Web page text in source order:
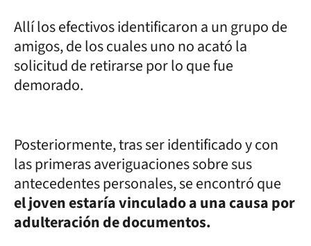
Allí los efectivos identificaron a un grupo de
amigos, de los cuales uno no acató la
solicitud de retirarse por lo que fue
demorado.
Posteriormente, tras ser identificado y con
las primeras averiguaciones sobre sus
antecedentes personales, se encontró que
el joven estaría vinculado a una causa por
adulteración de documentos.